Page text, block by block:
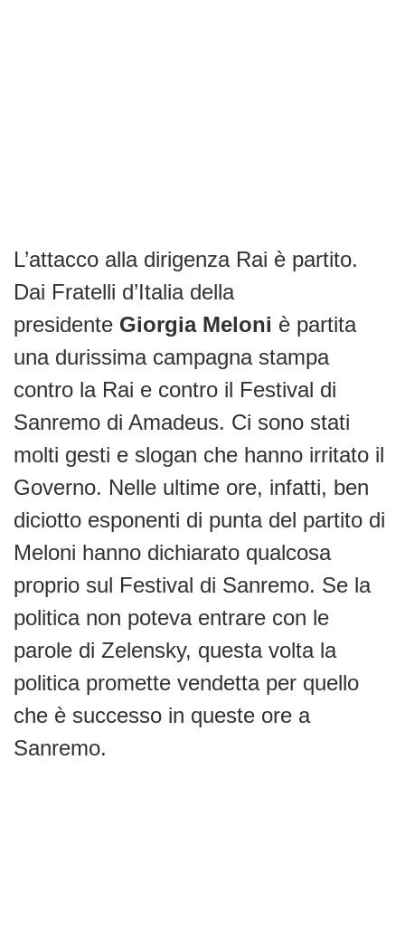
L’attacco alla dirigenza Rai è partito.
Dai Fratelli d’Italia della
presidente Giorgia Meloni è partita
una durissima campagna stampa
contro la Rai e contro il Festival di
Sanremo di Amadeus. Ci sono stati
molti gesti e slogan che hanno irritato il
Governo. Nelle ultime ore, infatti, ben
diciotto esponenti di punta del partito di
Meloni hanno dichiarato qualcosa
proprio sul Festival di Sanremo. Se la
politica non poteva entrare con le
parole di Zelensky, questa volta la
politica promette vendetta per quello
che è successo in queste ore a
Sanremo.